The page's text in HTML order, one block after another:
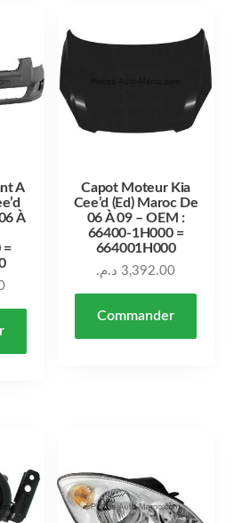
A
À
=
Capot Moteur Kia
Cee’d (Ed) Maroc De
06 À 09 – OEM :
66400-1H000 =
664001H000
3,392.00 د.م.
Commander